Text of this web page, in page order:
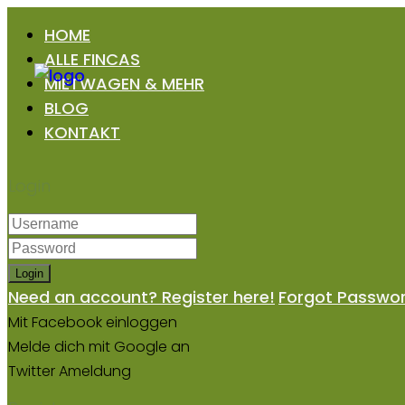
HOME
ALLE FINCAS
MIETWAGEN & MEHR
BLOG
KONTAKT
Login
Login
Need an account? Register here! Forgot
Mit Facebook einloggen
Melde dich mit Google an
Twitter Ameldung